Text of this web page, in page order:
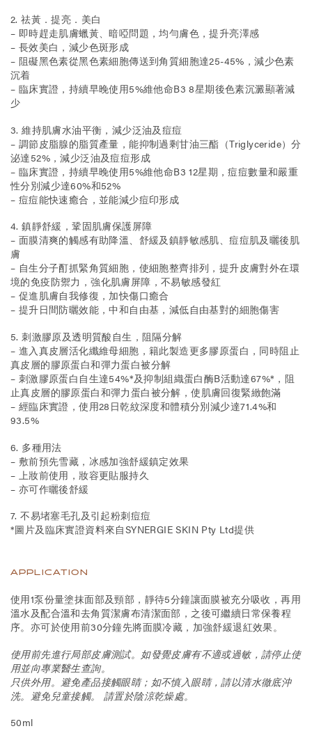
2. 祛黃．提亮．美白
– 即時趕走肌膚蠟黃、暗啞問題，均勻膚色，提升亮澤感
– 長效美白，減少色斑形成
– 阻礙黑色素從黑色素細胞傳送到角質細胞達25-45%，減少色素
沉着
– 臨床實證，持續早晚使用5%維他命B3 8星期後色素沉澱顯著減
少
3. 維持肌膚水油平衡，減少泛油及痘痘
– 調節皮脂腺的脂質產量，能抑制過剩甘油三酯（Triglyceride）分
泌達52%，減少泛油及痘痘形成
– 臨床實證，持續早晚使用5%維他命B3 12星期，痘痘數量和嚴重
性分別減少達60%和52%
– 痘痘能快速癒合，並能減少痘印形成
4. 鎮靜舒緩，鞏固肌膚保護屏障
– 面膜清爽的觸感有助降溫、舒緩及鎮靜敏感肌、痘痘肌及曬後肌
膚
– 自生分子酊抓緊角質細胞，使細胞整齊排列，提升皮膚對外在環
境的免疫防禦力，強化肌膚屏障，不易敏感發紅
– 促進肌膚自我修復，加快傷口癒合
– 提升日間防曬效能，中和自由基，減低自由基對的細胞傷害
5. 刺激膠原及透明質酸自生，阻隔分解
– 進入真皮層活化纖維母細胞，籍此製造更多膠原蛋白，同時阻止
真皮層的膠原蛋白和彈力蛋白被分解
– 刺激膠原蛋白自生達54%*及抑制組織蛋白酶B活動達67%*，阻
止真皮層的膠原蛋白和彈力蛋白被分解，使肌膚回復緊緻飽滿
– 經臨床實證，使用28日乾紋深度和體積分別減少達71.4%和
93.5%
6. 多種用法
– 敷前預先雪藏，冰感加強舒緩鎮定效果
– 上妝前使用，妝容更貼服持久
– 亦可作曬後舒緩
7. 不易堵塞毛孔及引起粉刺痘痘
*圖片及臨床實證資料來自SYNERGIE SKIN Pty Ltd提供
APPLICATION
使用1泵份量塗抹面部及頸部，靜待5分鐘讓面膜被充分吸收，再用
溫水及配合溫和去角質潔膚布清潔面部，之後可繼續日常保養程
序。亦可於使用前30分鐘先將面膜冷藏，加強舒緩退紅效果。
使用前先進行局部皮膚測試。如發覺皮膚有不適或過敏，請停止使
用並向專業醫生查詢。
只供外用。避免產品接觸眼睛；如不慎入眼睛，請以清水徹底沖
洗。避免兒童接觸。 請置於陰涼乾燥處。
50ml